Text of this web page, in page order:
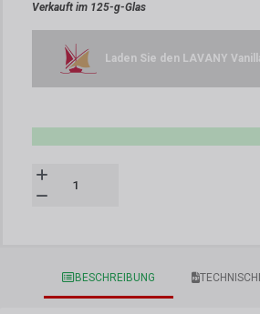
Verkauft im 125-g-Glas
Laden Sie den LAVANY
BESCHREIBUNG